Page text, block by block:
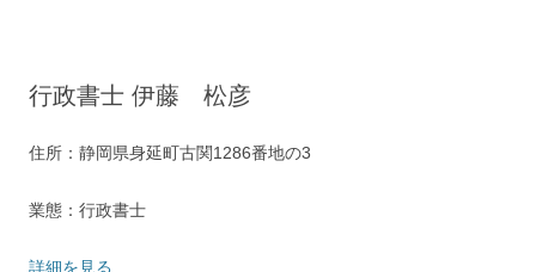
行政書士 伊藤 松彦
住所：静岡県身延町古関1286番地の3
業態：行政書士
詳細を見る